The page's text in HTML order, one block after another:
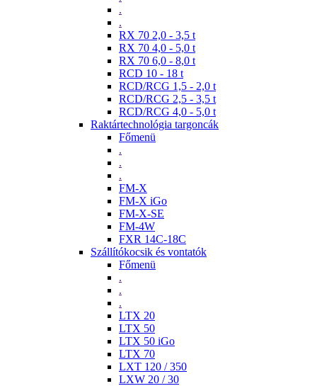
.
.
RX 70 2,0 - 3,5 t
RX 70 4,0 - 5,0 t
RX 70 6,0 - 8,0 t
RCD 10 - 18 t
RCD/RCG 1,5 - 2,0 t
RCD/RCG 2,5 - 3,5 t
RCD/RCG 4,0 - 5,0 t
Raktártechnológia targoncák
Főmenü
.
.
.
FM-X
FM-X iGo
FM-X-SE
FM-4W
FXR 14C-18C
Szállítókocsik és vontatók
Főmenü
.
.
.
LTX 20
LTX 50
LTX 50 iGo
LTX 70
LXT 120 / 350
LXW 20 / 30